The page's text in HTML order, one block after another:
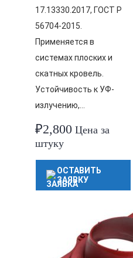
17.13330.2017, ГОСТ Р
56704-2015.
Применяется в
системах плоских и
скатных кровель.
Устойчивость к УФ-
излучению,…
₽2,800 Цена за
штуку
ОСТАВИТЬ
ЗАЯВКУ